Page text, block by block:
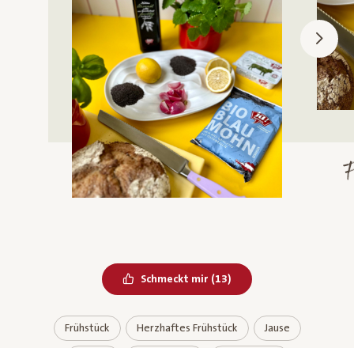
Schmeckt mir Bereits geliked
(13)
Frühstück Herzhaftes Frühstück Jause